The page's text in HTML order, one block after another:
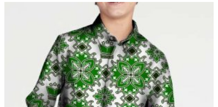
a
g
a
i
S
i
m